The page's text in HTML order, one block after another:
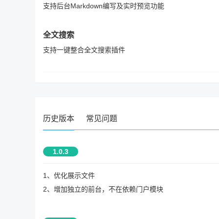
支持后台Markdown编写及实时预览功能
全文搜索
支持一键整合全文搜索插件
历史版本 常见问题
1.0.3
1、优化展示文件
2、增加独立的前台，不在依赖门户模块